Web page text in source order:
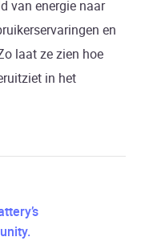
van energie naar
en
laat ze zien hoe
in het